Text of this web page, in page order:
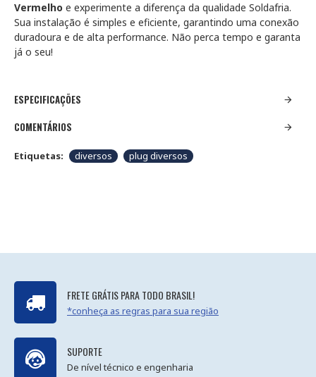
Vermelho e experimente a diferença da qualidade Soldafria.
Sua instalação é simples e eficiente, garantindo uma conexão
duradoura e de alta performance. Não perca tempo e garanta
já o seu!
ESPECIFICAÇÕES
COMENTÁRIOS
Etiquetas: diversos plug diversos
FRETE GRÁTIS PARA TODO BRASIL!
*conheça as regras para sua região
SUPORTE
De nível técnico e engenharia